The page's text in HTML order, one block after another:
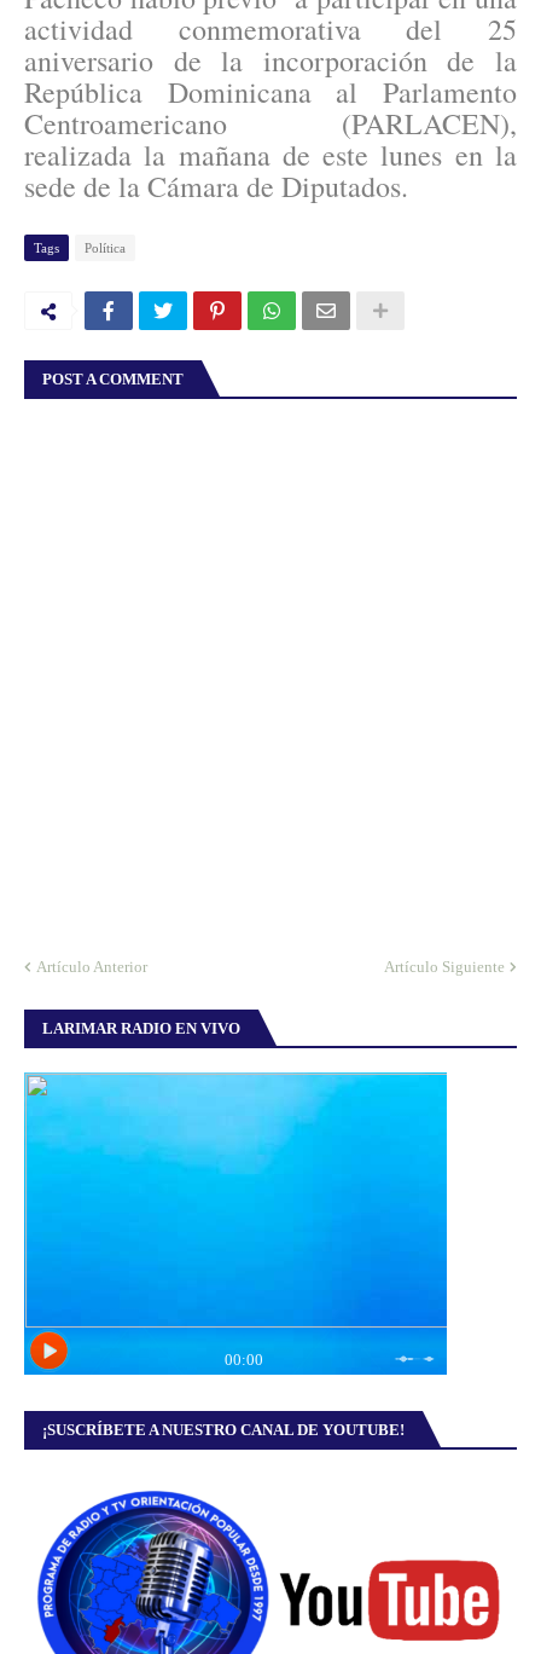
actividad conmemorativa del 25
aniversario de la incorporación de la
República Dominicana al Parlamento
Centroamericano (PARLACEN),
realizada la mañana de este lunes en la
sede de la Cámara de Diputados.
Tags Política
POST A COMMENT
Artículo Anterior Artículo Siguiente
LARIMAR RADIO EN VIVO
¡SUSCRÍBETE A NUESTRO CANAL DE YOUTUBE!